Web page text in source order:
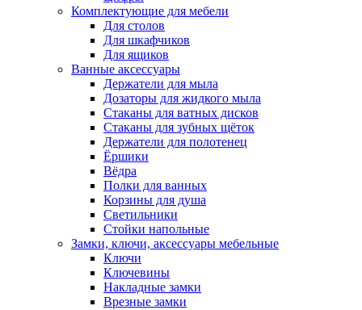
Комплектующие для мебели
Для столов
Для шкафчиков
Для ящиков
Ванные аксессуары
Держатели для мыла
Дозаторы для жидкого мыла
Стаканы для ватных дисков
Стаканы для зубных щёток
Держатели для полотенец
Ёршики
Вёдра
Полки для ванных
Корзины для душа
Светильники
Стойки напольные
Замки, ключи, аксессуары мебельные
Ключи
Ключевины
Накладные замки
Врезные замки